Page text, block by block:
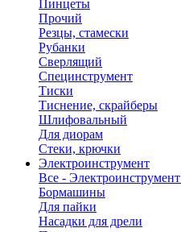
Пинцеты
Прочий
Резцы, стамески
Рубанки
Сверлящий
Специнструмент
Тиски
Тиснение, скрайберы
Шлифовальный
Для диорам
Стеки, крючки
Электроинструмент
Все - Электроинструмент
Бормашины
Для пайки
Насадки для дрели